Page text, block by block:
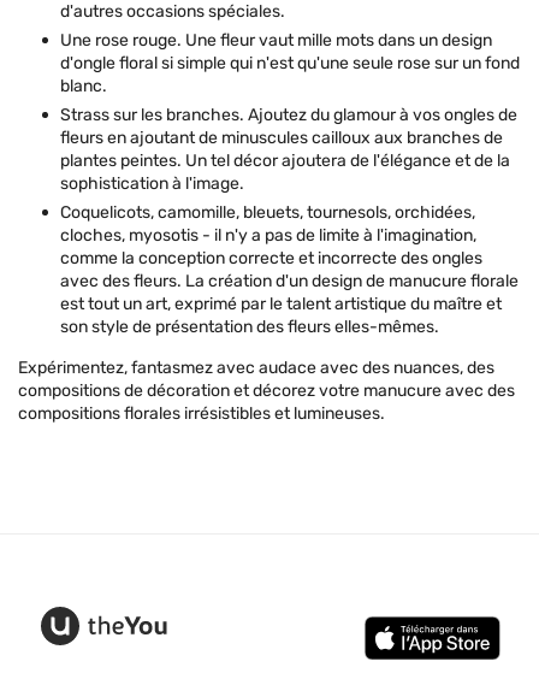
d'autres occasions spéciales.
Une rose rouge. Une fleur vaut mille mots dans un design
d'ongle floral si simple qui n'est qu'une seule rose sur un fond
blanc.
Strass sur les branches. Ajoutez du glamour à vos ongles de
fleurs en ajoutant de minuscules cailloux aux branches de
plantes peintes. Un tel décor ajoutera de l'élégance et de la
sophistication à l'image.
Coquelicots, camomille, bleuets, tournesols, orchidées,
cloches, myosotis - il n'y a pas de limite à l'imagination,
comme la conception correcte et incorrecte des ongles
avec des fleurs. La création d'un design de manucure florale
est tout un art, exprimé par le talent artistique du maître et
son style de présentation des fleurs elles-mêmes.
Expérimentez, fantasmez avec audace avec des nuances, des
compositions de décoration et décorez votre manucure avec des
compositions florales irrésistibles et lumineuses.